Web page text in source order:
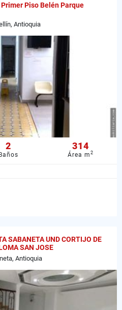
Piso Belén Parque
Antioquia
2 314
Área m2
SABANETA UND CORTIJO DE
SAN JOSE
Antioquia